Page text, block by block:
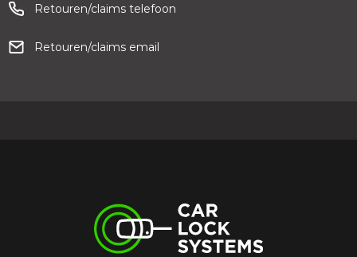
Retouren/claims telefoon
Retouren/claims email